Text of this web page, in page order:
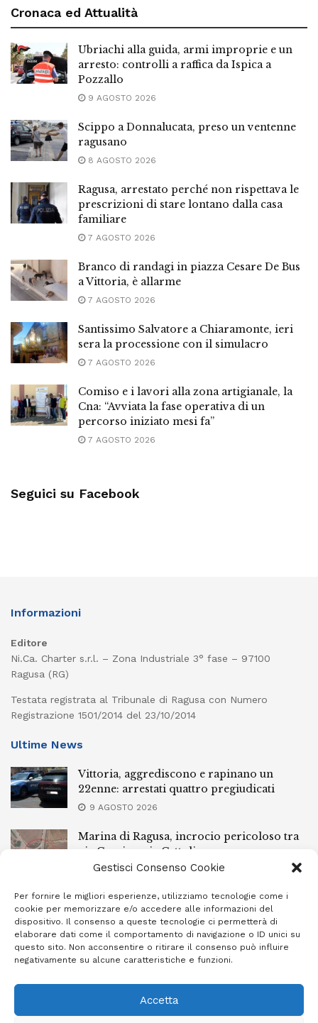
Gestisci Consenso Cookie
Per fornire le migliori esperienze, utilizziamo tecnologie come i
cookie per memorizzare e/o accedere alle informazioni del
dispositivo. Il consenso a queste tecnologie ci permetterà di
elaborare dati come il comportamento di navigazione o ID unici su
questo sito. Non acconsentire o ritirare il consenso può influire
negativamente su alcune caratteristiche e funzioni.
Accetta
Cronaca ed Attualità
Ubriachi alla guida, armi improprie e un
arresto: controlli a raffica da Ispica a
Pozzallo
9 AGOSTO 2026
Scippo a Donnalucata, preso un ventenne
ragusano
8 AGOSTO 2026
Ragusa, arrestato perché non rispettava le
prescrizioni di stare lontano dalla casa
familiare
7 AGOSTO 2026
Branco di randagi in piazza Cesare De Bus
a Vittoria, è allarme
7 AGOSTO 2026
Santissimo Salvatore a Chiaramonte, ieri
sera la processione con il simulacro
7 AGOSTO 2026
Comiso e i lavori alla zona artigianale, la
Cna: “Avviata la fase operativa di un
percorso iniziato mesi fa”
7 AGOSTO 2026
Seguici su Facebook
Informazioni
Editore
Ni.Ca. Charter s.r.l. – Zona Industriale 3° fase – 97100
Ragusa (RG)
Testata registrata al Tribunale di Ragusa con Numero
Registrazione 1501/2014 del 23/10/2014
Ultime News
Vittoria, aggrediscono e rapinano un
22enne: arrestati quattro pregiudicati
9 AGOSTO 2026
Marina di Ragusa, incrocio pericoloso tra
via Cervia e via Cattolica
9 AGOSTO 2026
Ubriachi alla guida, armi improprie e un
arresto: controlli a raffica da Ispica a
Pozzallo
9 AGOSTO 2026